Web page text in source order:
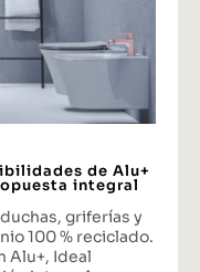
de Alu+
integral
griferías y
100 % reciclado.
Alu+, Ideal